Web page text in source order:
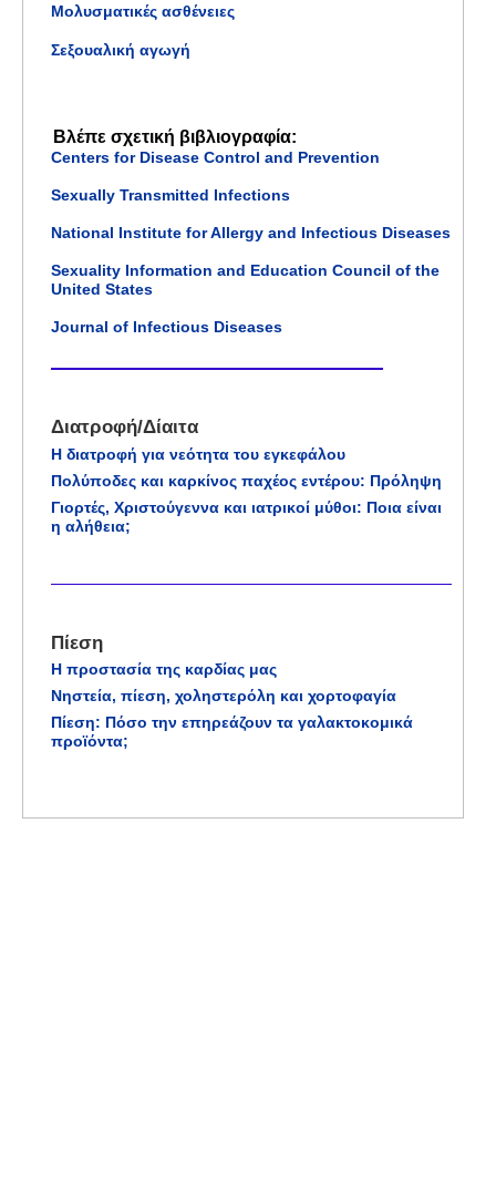
Μολυσματικές ασθένειες
Σεξουαλική αγωγή
Βλέπε σχετική βιβλιογραφία:
Centers for Disease Control and Prevention
Sexually Transmitted Infections
National Institute for Allergy and Infectious Diseases
Sexuality Information and Education Council of the
United States
Journal of Infectious Diseases
Διατροφή/Δίαιτα
Η διατροφή για νεότητα του εγκεφάλου
Πολύποδες και καρκίνος παχέος εντέρου: Πρόληψη
Γιορτές, Χριστούγεννα και ιατρικοί μύθοι: Ποια είναι
η αλήθεια;
Πίεση
Η προστασία της καρδίας μας
Νηστεία, πίεση, χοληστερόλη και χορτοφαγία
Πίεση: Πόσο την επηρεάζουν τα γαλακτοκομικά
προϊόντα;